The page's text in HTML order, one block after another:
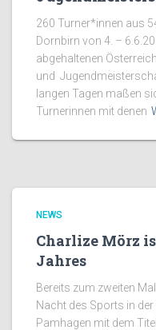
260 Turner*innen aus
Dornbirn von 4. –
abgehaltenen
und
langen Tagen maßen
Turnerinnen mit denen
NEWS
Charlize Mörz
Jahres
Bereits zum zweiten
Nacht des Sports in der
Pamhagen mit dem